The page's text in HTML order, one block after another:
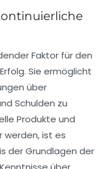
Faktor für den
Sie ermöglicht
über
Schulden zu
Produkte und
werden, ist es
der Grundlagen der